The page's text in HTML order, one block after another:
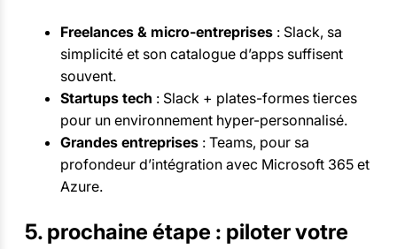
Freelances & micro-entreprises : Slack, sa
simplicité et son catalogue d’apps suffisent
souvent.
Startups tech : Slack + plates-formes tierces
pour un environnement hyper-personnalisé.
Grandes entreprises : Teams, pour sa
profondeur d’intégration avec Microsoft 365 et
Azure.
5. prochaine étape : piloter votre